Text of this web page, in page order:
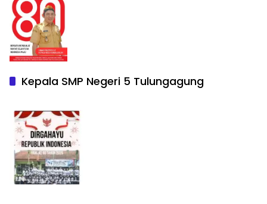
Kepala SMP Negeri 5 Tulungagung